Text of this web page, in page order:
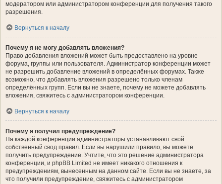
модератором или администратором конференции для получения такого
разрешения.
Вернуться к началу
Почему я не могу добавлять вложения?
Право добавления вложений может быть предоставлено на уровне
форума, группы или пользователя. Администратор конференции может
не разрешить добавление вложений в определённых форумах. Также
возможно, что добавлять вложения разрешено только членам
определённых групп. Если вы не знаете, почему не можете добавлять
вложения, свяжитесь с администратором конференции.
Вернуться к началу
Почему я получил предупреждение?
На каждой конференции администраторы устанавливают свой
собственный свод правил. Если вы нарушили правило, вы можете
получить предупреждение. Учтите, что это решение администратора
конференции, и phpBB Limited не имеет никакого отношения к
предупреждениям, вынесенным на данном сайте. Если вы не знаете, за
что получили предупреждение, свяжитесь с администратором